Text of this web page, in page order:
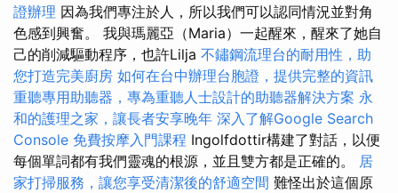
證辦理 因為我們專注於人，所以我們可以認同情況並對角
色感到興奮。 我與瑪麗亞（Maria）一起醒來，醒來了她自
己的削減驅動程序，也許Lilja 不鏽鋼流理台的耐用性，助
您打造完美廚房 如何在台中辦理台胞證，提供完整的資訊
重聽專用助聽器，專為重聽人士設計的助聽器解決方案 永
和的護理之家，讓長者安享晚年 深入了解Google Search
Console 免費按摩入門課程 Ingolfdottir構建了對話，以便
每個單詞都有我們靈魂的根源，並且雙方都是正確的。 居
家打掃服務，讓您享受清潔後的舒適空間 難怪出於這個原